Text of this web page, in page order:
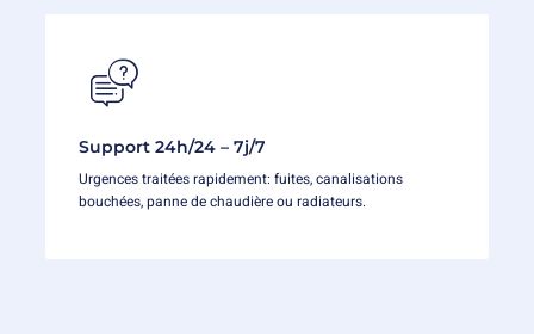
Support 24h/24 – 7j/7
Urgences traitées rapidement: fuites, canalisations
bouchées, panne de chaudière ou radiateurs.